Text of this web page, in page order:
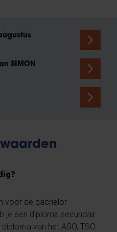
SIMON
voor de bachelor
je een diploma secundair
van het ASO, TSO